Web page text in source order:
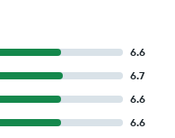
6.6
6.7
6.6
6.6